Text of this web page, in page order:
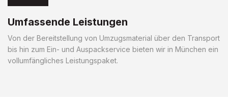
Umfassende Leistungen
Von der Bereitstellung von Umzugsmaterial über den Transport
bis hin zum Ein- und Auspackservice bieten wir in München ein
vollumfängliches Leistungspaket.